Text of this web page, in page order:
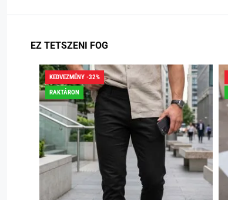
EZ TETSZENI FOG
KEDVEZMÉNY -32%
RAKTÁRON